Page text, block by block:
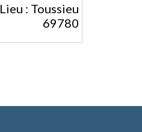
Lieu : Toussieu
69780